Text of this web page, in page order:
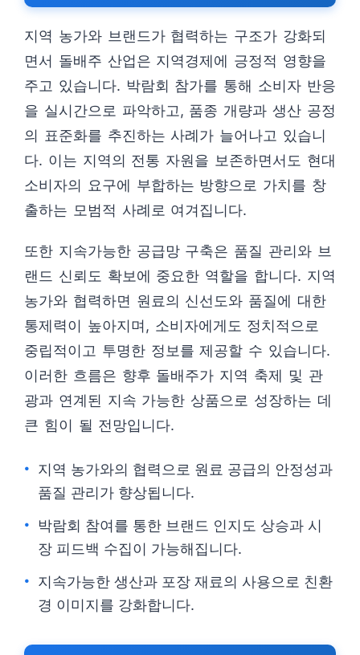
지역 농가와 브랜드가 협력하는 구조가 강화되
면서 돌배주 산업은 지역경제에 긍정적 영향을
주고 있습니다. 박람회 참가를 통해 소비자 반응
을 실시간으로 파악하고, 품종 개량과 생산 공정
의 표준화를 추진하는 사례가 늘어나고 있습니
다. 이는 지역의 전통 자원을 보존하면서도 현대
소비자의 요구에 부합하는 방향으로 가치를 창
출하는 모범적 사례로 여겨집니다.
또한 지속가능한 공급망 구축은 품질 관리와 브
랜드 신뢰도 확보에 중요한 역할을 합니다. 지역
농가와 협력하면 원료의 신선도와 품질에 대한
통제력이 높아지며, 소비자에게도 정치적으로
중립적이고 투명한 정보를 제공할 수 있습니다.
이러한 흐름은 향후 돌배주가 지역 축제 및 관
광과 연계된 지속 가능한 상품으로 성장하는 데
큰 힘이 될 전망입니다.
지역 농가와의 협력으로 원료 공급의 안정성과
품질 관리가 향상됩니다.
박람회 참여를 통한 브랜드 인지도 상승과 시
장 피드백 수집이 가능해집니다.
지속가능한 생산과 포장 재료의 사용으로 친환
경 이미지를 강화합니다.